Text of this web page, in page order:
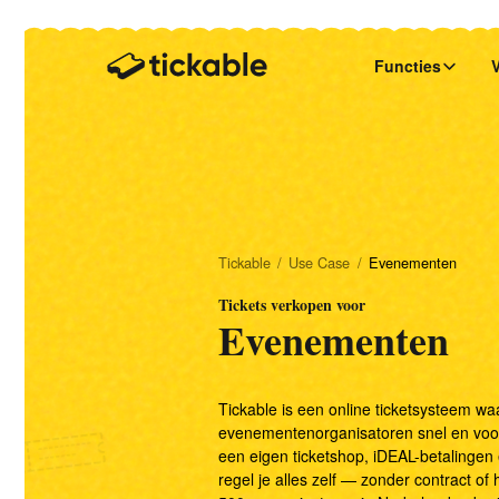
Functies
Entreebeheer
Snel tickets scannen
Tijdsloten beheren
Theaters en Toneelgezelschappen
Blog
Tickable / Use Case / Evenementen
Tickets verkopen voor
Evenementen
Tickable is een online ticketsysteem
evenementenorganisatoren snel en
een eigen ticketshop, iDEAL-
regel je alles zelf — zonder contract of